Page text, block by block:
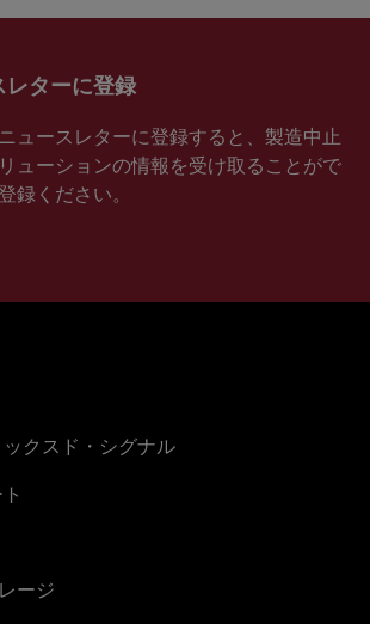
レターに登録
ュースレターに登録すると、製造中止
ューションの情報を受け取ることがで
録ください。
クスド・シグナル
ージ